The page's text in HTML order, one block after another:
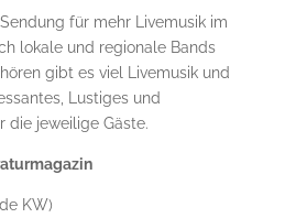
für mehr Livemusik im
lokale und regionale Bands
gibt es viel Livemusik und
Lustiges und
die jeweilige Gäste.
KW)